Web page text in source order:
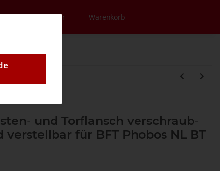
Newsletter Warenkorb
und Torflansch verschraub-
verstellbar für BFT Phobos NL BT